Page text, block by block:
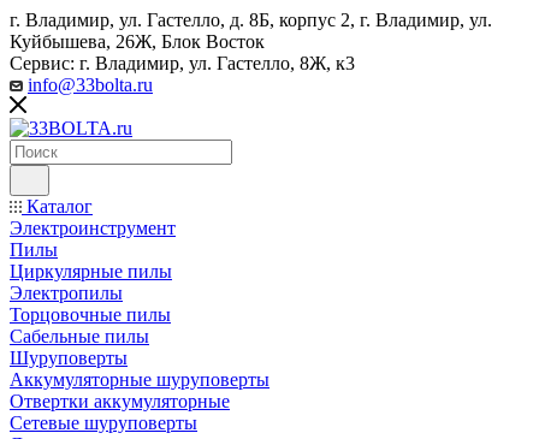
г. Владимир, ул. Гастелло, д. 8Б, корпус 2, г. Владимир, ул. ​
Куйбышева, 26Ж, Блок Восток
Сервис: г. Владимир, ул. Гастелло, 8Ж, к3
info@33bolta.ru
Каталог
Электроинструмент
Пилы
Циркулярные пилы
Электропилы
Торцовочные пилы
Сабельные пилы
Шуруповерты
Аккумуляторные шуруповерты
Отвертки аккумуляторные
Сетевые шуруповерты